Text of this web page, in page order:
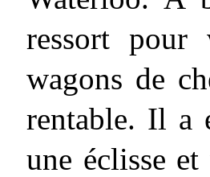
ressort
wagons de
rentable. Il a
une éclisse